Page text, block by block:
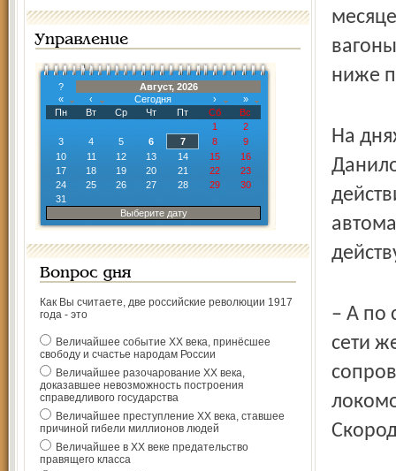
Управление
?
Август, 2026
«
‹ Сегодня ›
»
Пн
Вт Ср Чт Пт Сб
Вс
1
2
3
4 5 6 7 8
9
10
11 12 13 14 15
16
17
18 19 20 21 22
23
24
25 26 27 28 29
30
31
Выберите дату
Вопрос дня
Как Вы считаете, две российские революции 1917
года - это
Величайшее событие ХХ века, принёсшее
свободу и счастье народам России
Величайшее разочарование ХХ века,
доказавшее невозможность построения
справедливого государства
Величайшее преступление ХХ века, ставшее
причиной гибели миллионов людей
Величайшее в ХХ веке предательство
правящего класса
ниже
На
– А по
сети